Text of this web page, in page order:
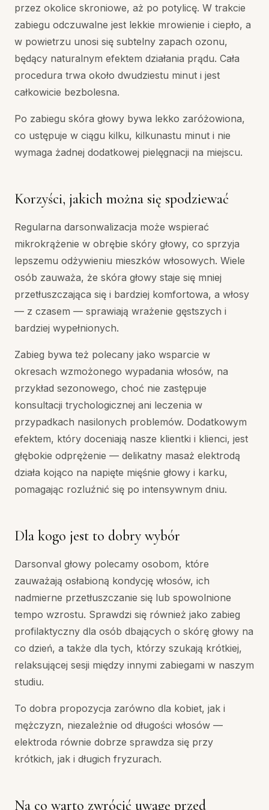
przez okolice skroniowe, aż po potylicę. W trakcie
zabiegu odczuwalne jest lekkie mrowienie i ciepło, a
w powietrzu unosi się subtelny zapach ozonu,
będący naturalnym efektem działania prądu. Cała
procedura trwa około dwudziestu minut i jest
całkowicie bezbolesna.
Po zabiegu skóra głowy bywa lekko zaróżowiona,
co ustępuje w ciągu kilku, kilkunastu minut i nie
wymaga żadnej dodatkowej pielęgnacji na miejscu.
Korzyści, jakich można się spodziewać
Regularna darsonwalizacja może wspierać
mikrokrążenie w obrębie skóry głowy, co sprzyja
lepszemu odżywieniu mieszków włosowych. Wiele
osób zauważa, że skóra głowy staje się mniej
przetłuszczająca się i bardziej komfortowa, a włosy
— z czasem — sprawiają wrażenie gęstszych i
bardziej wypełnionych.
Zabieg bywa też polecany jako wsparcie w
okresach wzmożonego wypadania włosów, na
przykład sezonowego, choć nie zastępuje
konsultacji trychologicznej ani leczenia w
przypadkach nasilonych problemów. Dodatkowym
efektem, który doceniają nasze klientki i klienci, jest
głębokie odprężenie — delikatny masaż elektrodą
działa kojąco na napięte mięśnie głowy i karku,
pomagając rozluźnić się po intensywnym dniu.
Dla kogo jest to dobry wybór
Darsonval głowy polecamy osobom, które
zauważają osłabioną kondycję włosów, ich
nadmierne przetłuszczanie się lub spowolnione
tempo wzrostu. Sprawdzi się również jako zabieg
profilaktyczny dla osób dbających o skórę głowy na
co dzień, a także dla tych, którzy szukają krótkiej,
relaksującej sesji między innymi zabiegami w naszym
studiu.
To dobra propozycja zarówno dla kobiet, jak i
mężczyzn, niezależnie od długości włosów —
elektroda równie dobrze sprawdza się przy
krótkich, jak i długich fryzurach.
Na co warto zwrócić uwagę przed